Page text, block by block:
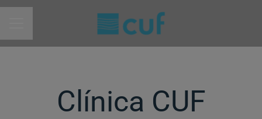
MENU DE CARREIRAS
Clínica CUF